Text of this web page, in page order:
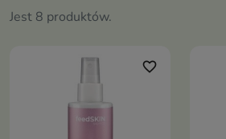
Jest 8 produktów.
favorite_border